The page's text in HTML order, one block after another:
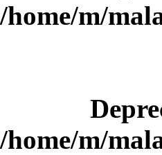
/home/m/
/home/m/